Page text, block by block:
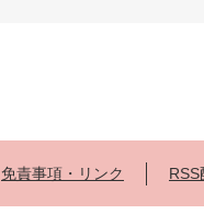
免責事項・リンク RSS